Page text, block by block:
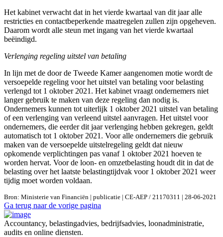
Het kabinet verwacht dat in het vierde kwartaal van dit jaar alle
restricties en contactbeperkende maatregelen zullen zijn opgeheven.
Daarom wordt alle steun met ingang van het vierde kwartaal
beëindigd.
Verlenging regeling uitstel van betaling
In lijn met de door de Tweede Kamer aangenomen motie wordt de
versoepelde regeling voor het uitstel van betaling voor belasting
verlengd tot 1 oktober 2021. Het kabinet vraagt ondernemers niet
langer gebruik te maken van deze regeling dan nodig is.
Ondernemers kunnen tot uiterlijk 1 oktober 2021 uitstel van betaling
of een verlenging van verleend uitstel aanvragen. Het uitstel voor
ondernemers, die eerder dit jaar verlenging hebben gekregen, geldt
automatisch tot 1 oktober 2021. Voor alle ondernemers die gebruik
maken van de versoepelde uitstelregeling geldt dat nieuw
opkomende verplichtingen pas vanaf 1 oktober 2021 hoeven te
worden hervat. Voor de loon- en omzetbelasting houdt dit in dat de
belasting over het laatste belastingtijdvak voor 1 oktober 2021 weer
tijdig moet worden voldaan.
Bron: Ministerie van Financiën | publicatie | CE-AEP / 21170311 | 28-06-2021
Ga terug naar de vorige pagina
Accountancy, belastingadvies, bedrijfsadvies, loonadministratie,
audits en online diensten.